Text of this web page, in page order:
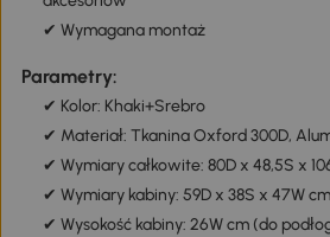
✔ Wymagana montaż
Parametry:
✔ Kolor: Khaki+Srebro
✔ Materiał: Tkanina Oxford 300D,
✔ Wymiary całkowite: 80D x 48,5S x
✔ Wymiary kabiny: 59D x 38S x 47W cm
✔ Wysokość kabiny: 26W cm (do